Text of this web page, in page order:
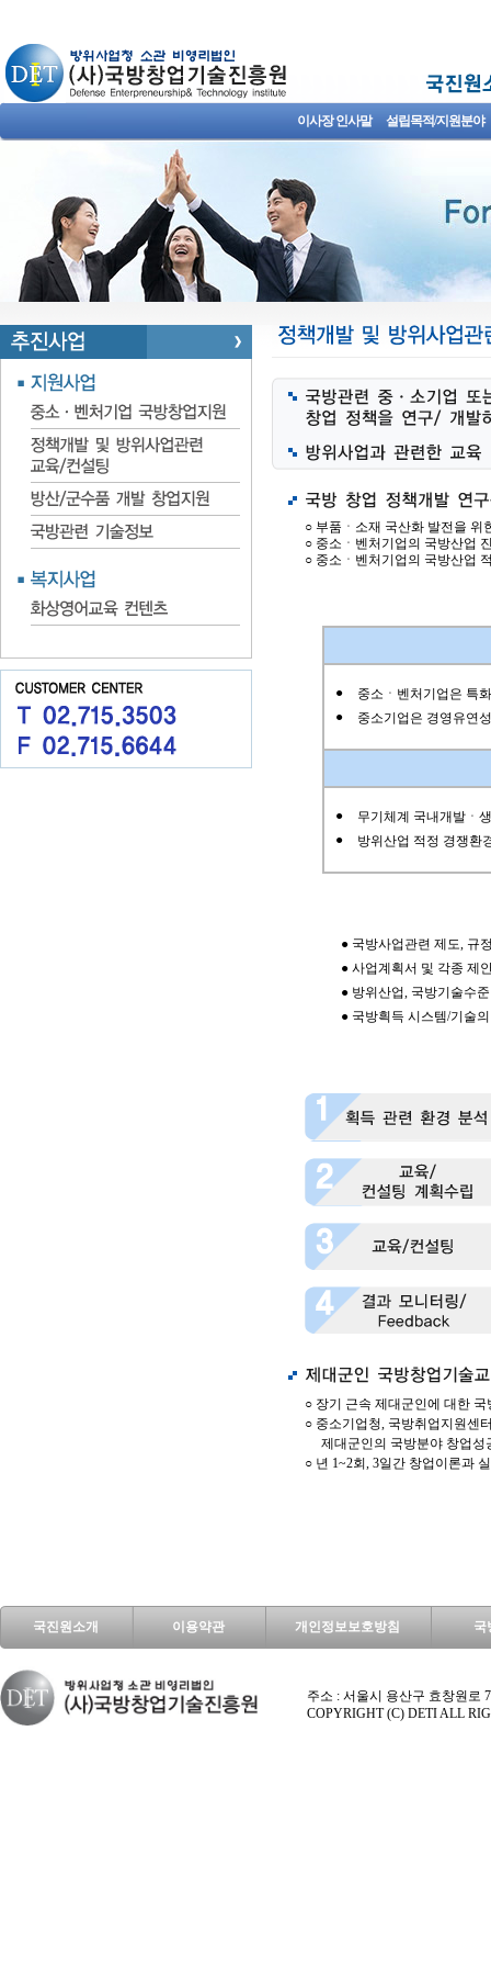
이사장 인사말 설립목적/지원분야
○ 부품ㆍ소재 국산화 발전을 위
○ 중소ㆍ벤처기업의 국방산업
○ 중소ㆍ벤처기업의 국방산업
●
중소ㆍ벤처기업은 특
●
중소기업은 경영유연
●
무기체계 국내개발ㆍ
●
방위산업 적정 경쟁환
● 국방사업관련 제도, 규
● 사업계획서 및 각종 제
● 방위산업, 국방기술수
● 국방흭득 시스템/기술
○ 장기 근속 제대군인에 대한
○ 중소기업청, 국방취업지원센
제대군인의 국방분야 창업성
○ 년 1~2회, 3일간 창업이론과
국진원소개 이용약관 개인정보보호방침 국
주소 : 서울시 용산구 효창원로
COPYRIGHT (C) DETI ALL